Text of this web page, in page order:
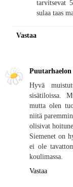
tarvitsevat
sulaa taas
Vastaa
Hyvä
sisätiloissa.
mutta olen
niitä
olisivat
Siemenet on
ei ole
koulimassa.
Vastaa